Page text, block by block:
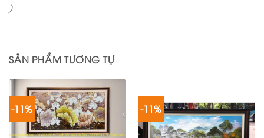
)
SẢN PHẨM TƯƠNG TỰ
-11% -11%